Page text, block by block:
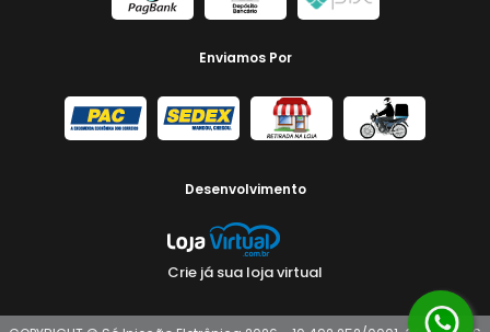
Enviamos Por
Desenvolvimento
Crie já sua loja virtual